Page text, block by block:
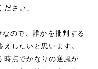
さい」
なので、誰かを批判する
したいと思います。
時点でかなりの逆風が